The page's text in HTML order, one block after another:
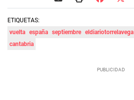
ETIQUETAS:
vuelta españa septiembre eldiariotorrelavega
cantabria